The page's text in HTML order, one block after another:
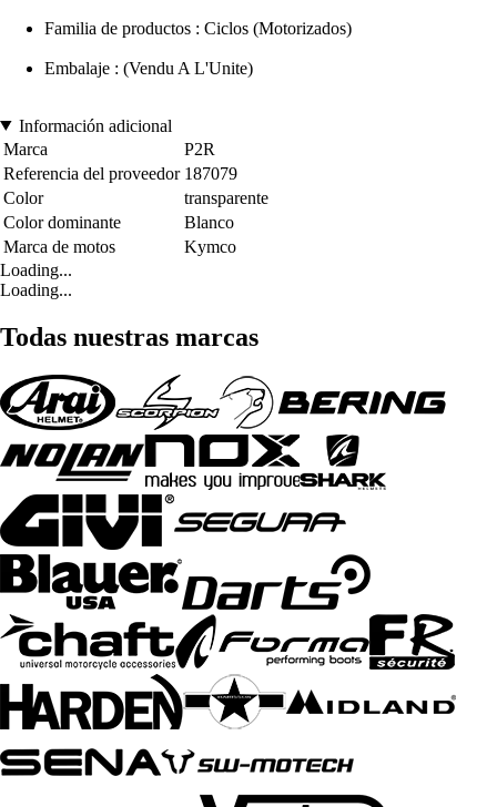
Familia de productos : Ciclos (Motorizados)
Embalaje : (Vendu A L'Unite)
Información adicional
Marca
P2R
Referencia del proveedor 187079
Color
transparente
Color dominante
Blanco
Marca de motos
Kymco
Loading...
Loading...
Todas nuestras marcas